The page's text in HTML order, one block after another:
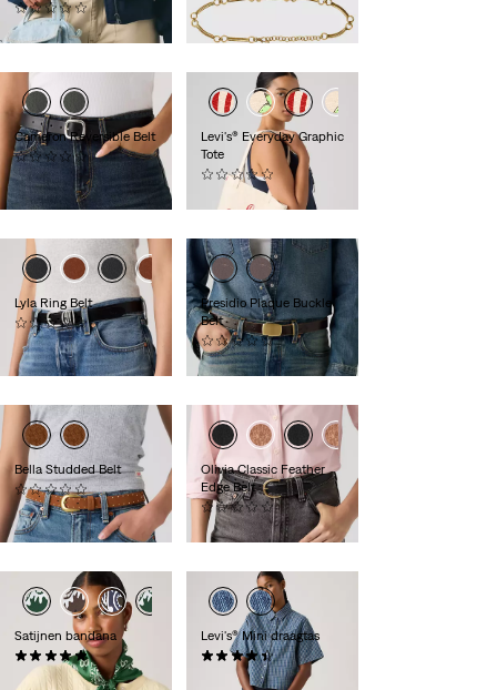
(0)
€ 44,95
€ 74,95
Cameron Reversible Belt
(0)
€ 59,95
Levi's® Everyday Graphic
Tote
(0)
Lyla Ring Belt
(0)
€ 59,95
Presidio Plaque Buckle
Belt
(0)
€ 54,95
Bella Studded Belt
(0)
€ 69,95
Olivia Classic Feather
Edge Belt
(0)
€ 54,95
Satijnen bandana
(5)
€ 24,95
Levi's® Mini draagtas
(17)
€ 34,95